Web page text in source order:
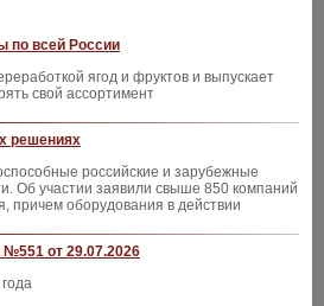
по всей России
ягод и фруктов и выпускает
свой ассортимент
решениях
российские и зарубежные
Об участии заявили свыше 850 компаний
причем оборудования в действии
от 29.07.2026